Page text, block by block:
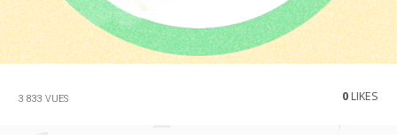
3 833 VUES 0LIKES